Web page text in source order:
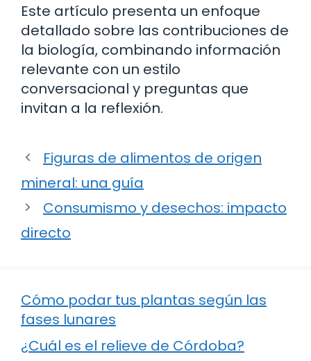
Este artículo presenta un enfoque
detallado sobre las contribuciones de
la biología, combinando información
relevante con un estilo
conversacional y preguntas que
invitan a la reflexión.
Figuras de alimentos de origen
mineral: una guía
Consumismo y desechos: impacto
directo
Cómo podar tus plantas según las
fases lunares
¿Cuál es el relieve de Córdoba?